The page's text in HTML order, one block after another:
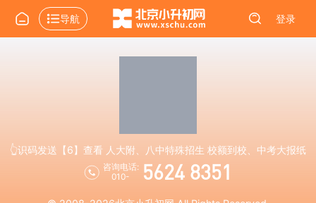
导航 登录
👆识码发送【6】查看 人大附、八中特殊招生 校额到校、中考大报纸
咨询电话:
010-
5624 8351